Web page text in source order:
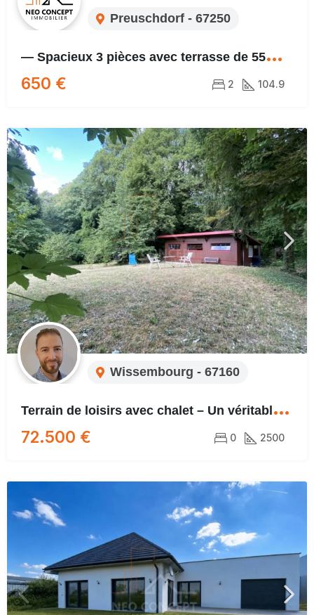
Preuschdorf - 67250
—
Spacieux 3 pièces avec terrasse de 55m² —
650 € 2 104.9
Wissembourg - 67160
T
errain de loisirs avec chalet – Un véritable havre de paix
72.500 € 0 2500